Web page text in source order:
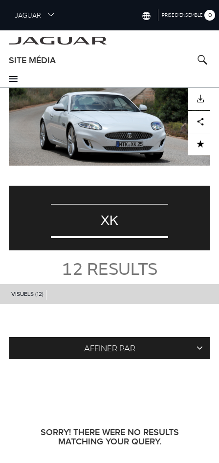
i
p
o
m
a
n
e
JAGUAR
CHINA (中国（中文))
GERMANY (DEUTSCH)
FRANCE (FRANÇAIS)
SPAIN (ESPAÑOL)
PRISE D’ENSEMBLE 0
SITE MÉDIA
TÉLÉCHARGER
ADD TO CART
Facebook
X LinkedIn Share
XK
12 RESULTS
VISUELS (12)
AFFINER PAR
SORRY! THERE WERE NO RESULTS
MATCHING YOUR QUERY.